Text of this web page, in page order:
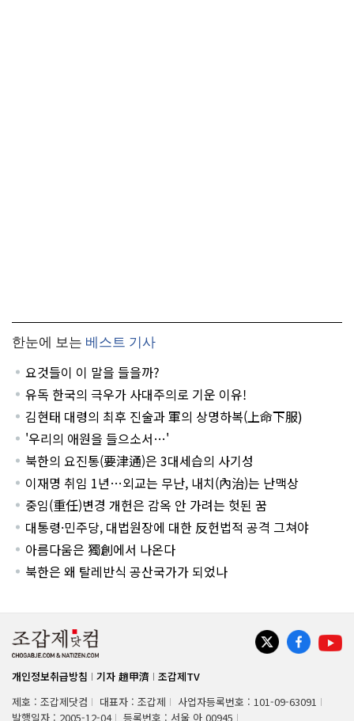
한눈에 보는 베스트 기사
요것들이 이 말을 들을까?
유독 한국의 극우가 사대주의로 기운 이유!
김현태 대령의 최후 진술과 軍의 상명하복(上命下服)
'우리의 애원을 들으소서…'
북한의 요진통(要津通)은 3대세습의 사기성
이재명 취임 1년…외교는 무난, 내치(內治)는 난맥상
중임(重任)변경 개헌은 감옥 안 가려는 헛된 꿈
대통령·민주당, 대법원장에 대한 反헌법적 공격 그쳐야
아름다움은 獨創에서 나온다
북한은 왜 탈레반식 공산국가가 되었나
개인정보취급방침 기자 趙甲濟
조갑제TV
제호 : 조갑제닷컴
대표자 : 조갑제
사업자등록번호 : 101-09-63091
발행일자 : 2005-12-04
등록번호 : 서울 아 00945